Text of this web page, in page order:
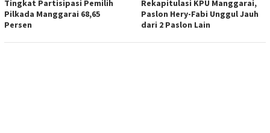
Tingkat Partisipasi Pemilih
Pilkada Manggarai 68,65
Persen
Rekapitulasi KPU Manggarai,
Paslon Hery-Fabi Unggul Jauh
dari 2 Paslon Lain